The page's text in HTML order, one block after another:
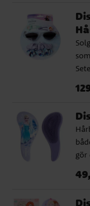
är
✔️
för
Pris
gör
Pris